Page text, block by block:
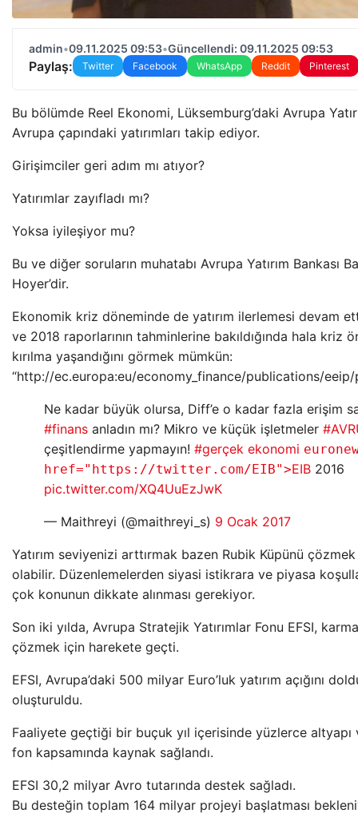
admin•09.11.2025 09:53•Güncellendi: 09.11.2025 09:53
Paylaş: Twitter Facebook WhatsApp Reddit Pinterest
Bu bölümde Reel Ekonomi, Lüksemburg’daki Avrupa
Avrupa çapındaki yatırımları takip ediyor.
Girişimciler geri adım mı atıyor?
Yatırımlar zayıfladı mı?
Yoksa iyileşiyor mu?
Bu ve diğer soruların muhatabı Avrupa Yatırım Bankası
Hoyer’dir.
Ekonomik kriz döneminde de yatırım ilerlemesi devam
ve 2018 raporlarının tahminlerine bakıldığında hala kriz
kırılma yaşandığını görmek mümkün:
“http://ec.europa:eu/economy_finance/publications/
Ne kadar büyük olursa, Diff’e o kadar fazla erişim
#finans anladın mı? Mikro ve küçük işletmeler
çeşitlendirme yapmayın! #gerçek ekonomi
href="https://twitter.com/EIB">EIB 2016
pic.twitter.com/XQ4UuEzJwK
— Maithreyi (@maithreyi_s) 9 Ocak 2017
Yatırım seviyenizi arttırmak bazen Rubik Küpünü
olabilir. Düzenlemelerden siyasi istikrara ve piyasa
çok konunun dikkate alınması gerekiyor.
Son iki yılda, Avrupa Stratejik Yatırımlar Fonu EFSI,
çözmek için harekete geçti.
EFSI, Avrupa’daki 500 milyar Euro’luk yatırım açığını
oluşturuldu.
Faaliyete geçtiği bir buçuk yıl içerisinde yüzlerce altyapı
fon kapsamında kaynak sağlandı.
EFSI 30,2 milyar Avro tutarında destek sağladı.
Bu desteğin toplam 164 milyar projeyi başlatması